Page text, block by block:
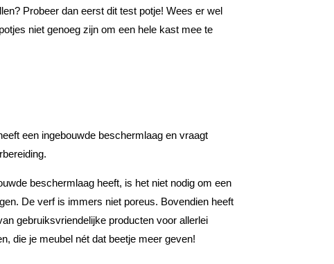
Probeer dan eerst dit test potje! Wees er wel
niet genoeg zijn om een hele kast mee te
een ingebouwde beschermlaag en vraagt
beschermlaag heeft, is het niet nodig om een
De verf is immers niet poreus. Bovendien heeft
gebruiksvriendelijke producten voor allerlei
die je meubel nét dat beetje meer geven!